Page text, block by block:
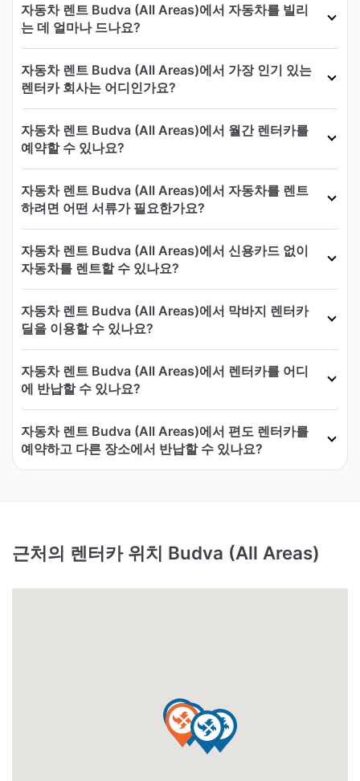
자동차 렌트 Budva (All Areas)에서 자동차를 빌리
는 데 얼마나 드나요?
자동차 렌트 Budva (All Areas)에서 가장 인기 있는
렌터카 회사는 어디인가요?
자동차 렌트 Budva (All Areas)에서 월간 렌터카를
예약할 수 있나요?
자동차 렌트 Budva (All Areas)에서 자동차를 렌트
하려면 어떤 서류가 필요한가요?
자동차 렌트 Budva (All Areas)에서 신용카드 없이
자동차를 렌트할 수 있나요?
자동차 렌트 Budva (All Areas)에서 막바지 렌터카
딜을 이용할 수 있나요?
자동차 렌트 Budva (All Areas)에서 렌터카를 어디
에 반납할 수 있나요?
자동차 렌트 Budva (All Areas)에서 편도 렌터카를
예약하고 다른 장소에서 반납할 수 있나요?
근처의 렌터카 위치 Budva (All Areas)